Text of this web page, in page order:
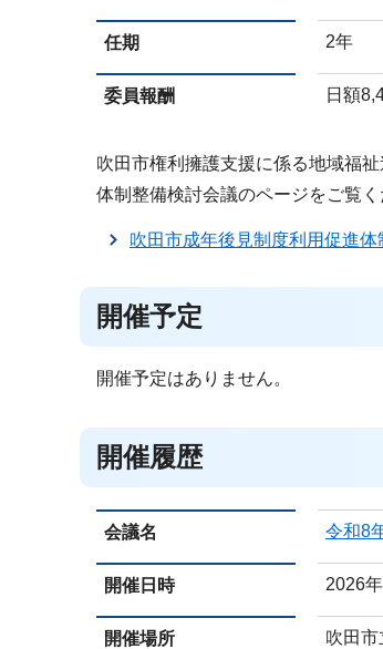
任期 2年
委員報酬 日額
吹田市権利擁護支援に係る地域福
体制整備検討会議のページをご覧く
吹田市成年後見制度利用促進体
開催予定
開催予定はありません。
開催履歴
会議名 令和8
開催日時 2026
開催場所 吹田